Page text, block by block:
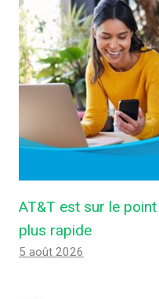
AT&T est sur le point
plus rapide
5 août 2026